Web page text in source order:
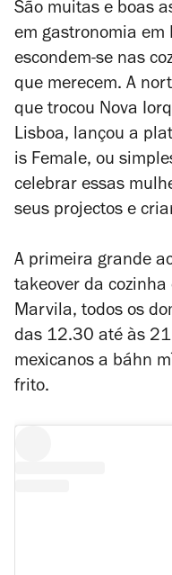
São muitas e boas
em gastronomia em
escondem-se nas
que merecem. A
que trocou Nova
Lisboa, lançou a
is Female, ou
celebrar essas
seus projectos e
A primeira grande
takeover da cozinha
Marvila, todos os
das 12.30 até às
mexicanos a báhn
frito.